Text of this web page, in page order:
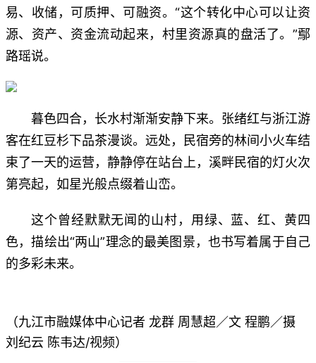
易、收储，可质押、可融资。“这个转化中心可以让资
源、资产、资金流动起来，村里资源真的盘活了。”鄢
路瑶说。
暮色四合，长水村渐渐安静下来。张绪红与浙江游
客在红豆杉下品茶漫谈。远处，民宿旁的林间小火车结
束了一天的运营，静静停在站台上，溪畔民宿的灯火次
第亮起，如星光般点缀着山峦。
这个曾经默默无闻的山村，用绿、蓝、红、黄四
色，描绘出“两山”理念的最美图景，也书写着属于自己
的多彩未来。
（九江市融媒体中心记者 龙群 周慧超／文 程鹏／摄
刘纪云 陈韦达/视频）